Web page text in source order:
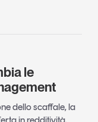
le
dello scaffale, la